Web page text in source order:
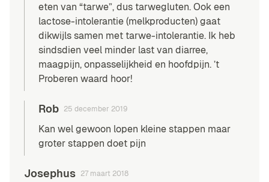
eten van “tarwe”, dus tarwegluten. Ook een
lactose-intolerantie (melkproducten) gaat
dikwijls samen met tarwe-intolerantie. Ik heb
sindsdien veel minder last van diarree,
maagpijn, onpasselijkheid en hoofdpijn. ’t
Proberen waard hoor!
Rob 25 december 2019
Kan wel gewoon lopen kleine stappen maar
groter stappen doet pijn
Josephus 27 maart 2018